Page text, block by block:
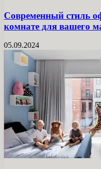
Современный стиль
комнате для вашего
05.09.2024